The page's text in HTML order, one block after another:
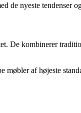
de nyeste tendenser
De kombinerer
møbler af højeste